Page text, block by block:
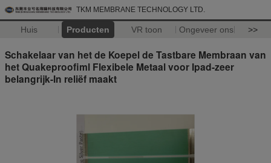
TKM MEMBRANE TECHNOLOGY LTD.
Huis Producten VR toon Ongeveer ons >>
Schakelaar van het de Koepel de Tastbare Membraan van
het Quakeproofiml Flexibele Metaal voor Ipad-zeer
belangrijk-In reliëf maakt